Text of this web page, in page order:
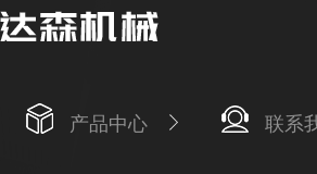
产品中心 联系